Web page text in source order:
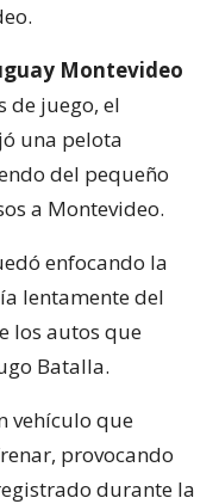
Montevideo
de juego, el
una pelota
del pequeño
a Montevideo.
enfocando la
lentamente del
los autos que
Batalla.
vehículo que
provocando
durante la